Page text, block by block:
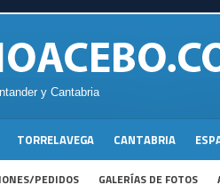
y Cantabria
TORRELAVEGA CANTABRIA
PEDIDOS GALERÍAS DE FOTOS